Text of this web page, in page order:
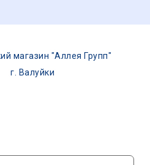
магазин "Аллея Групп"
г. Валуйки